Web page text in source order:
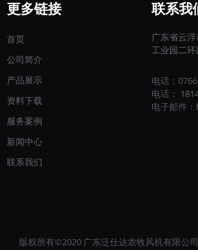
更多链接
首页
公司简介
产品展示
资料下载
服务案例
新闻中心
联系我们
联系我
广东省云
工业园二
电话：
电话：
电子邮件：
版权所有©2020 广东泛仕达农牧风机有限公